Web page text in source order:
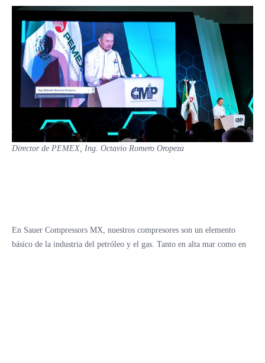
Director de PEMEX, Ing. Octavio Romero Oropeza
En Sauer Compressors MX, nuestros compresores son un elemento
básico de la industria del petróleo y el gas. Tanto en alta mar como en